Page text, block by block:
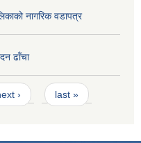
नागरिक वडापत्र
ढाँचा
› last »